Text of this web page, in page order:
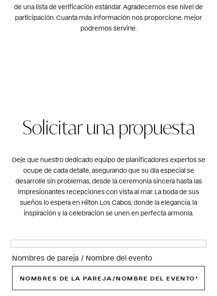
de una lista de verificación estándar. Agradecemos ese nivel de
participación. Cuanta más información nos proporcione, mejor
podremos servirle.
Solicitar una propuesta
Deje que nuestro dedicado equipo de planificadores expertos se
ocupe de cada detalle, asegurando que su día especial se
desarrolle sin problemas, desde la ceremonia sincera hasta las
impresionantes recepciones con vista al mar. La boda de sus
sueños lo espera en Hilton Los Cabos, donde la elegancia, la
inspiración y la celebración se unen en perfecta armonía.
Nombres de pareja / Nombre del evento